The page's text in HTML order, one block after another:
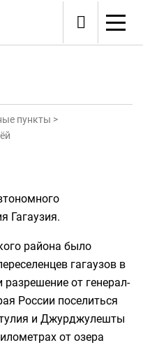
пункты >
Гагаузия.
района было
гагаузов в
разрешение от генерал-
России поселиться
и Джурджулешты
от озера